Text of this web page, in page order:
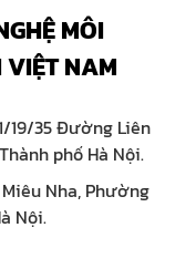
MÔI
NAM
19/35 Đường Liên
phố Hà Nội.
Nha, Phường
Nội.